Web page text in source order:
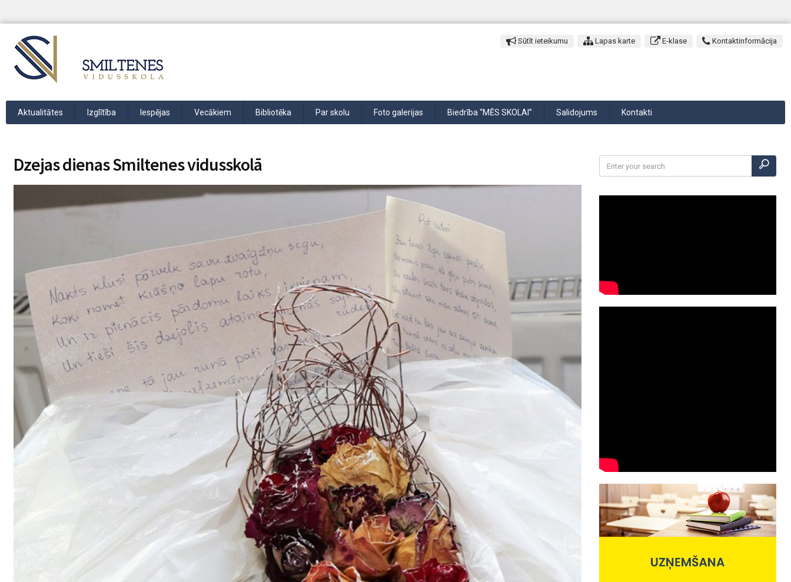
Sūtīt ieteikumu Lapas karte E-klase Kontaktinformācija
Aktualitātes Izglītība Iespējas Vecākiem Bibliotēka Par skolu Foto galerijas Biedrība “MĒS SKOLAI” Salidojums Kontakti
Dzejas dienas Smiltenes vidusskolā